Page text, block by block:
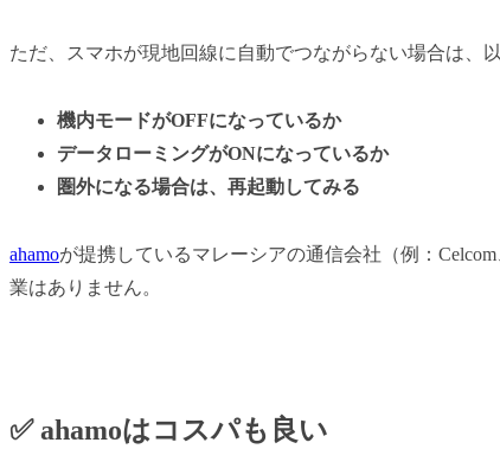
ただ、スマホが現地回線に自動でつながらない場合は、
機内モードがOFFになっているか
データローミングがONになっているか
圏外になる場合は、再起動してみる
ahamoが提携しているマレーシアの通信会社（例：
業はありません。
✅ ahamoはコスパも良い